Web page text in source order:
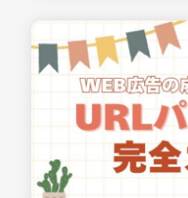
いないことにされている（
ウントされていない）」と
近年プライバシーのルールが